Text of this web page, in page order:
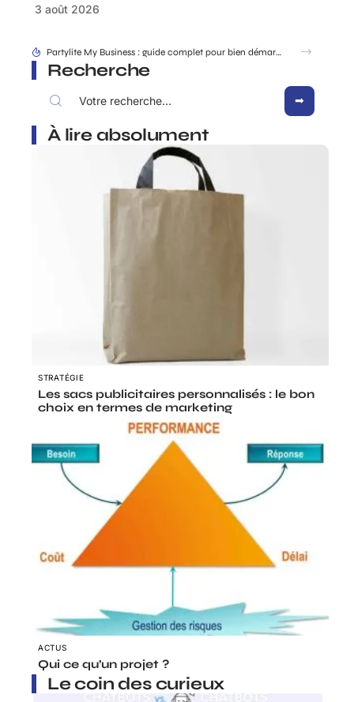
3 août 2026
Quel est le rôle exact de Bruno Pesery dans la carrière d’Isabelle Carré ?
Recherche
À lire absolument
STRATÉGIE
Les sacs publicitaires personnalisés : le bon
choix en termes de marketing
ACTUS
Qui ce qu’un projet ?
Le coin des curieux